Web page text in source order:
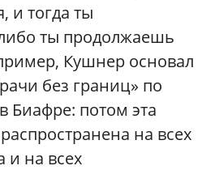
и тогда ты
ты продолжаешь
Кушнер основал
без границ» по
Биафре: потом эта
на всех
и на всех